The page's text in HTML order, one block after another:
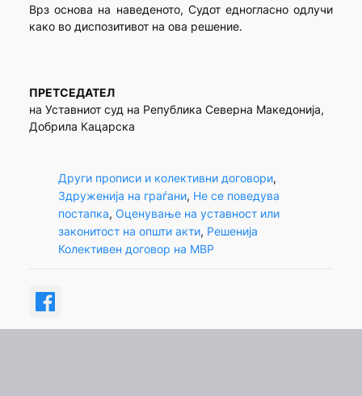
Врз основа на наведеното, Судот едногласно одлучи
како во диспозитивот на ова решение.
ПРЕТСЕДАТЕЛ
на Уставниот суд нa Република Северна Македонија,
Добрила Кацарска
Други прописи и колективни договори
Здруженија на граѓани, Не се поведува
постапка, Оценување на уставност или
законитост на општи акти, Решенија
Колективен договор на МВР